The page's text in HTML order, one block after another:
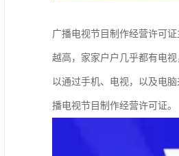
广播电视节目制作经营许可
越高，家家户户几乎都有电
以通过手机、电视，以及电
播电视节目制作经营许可证。